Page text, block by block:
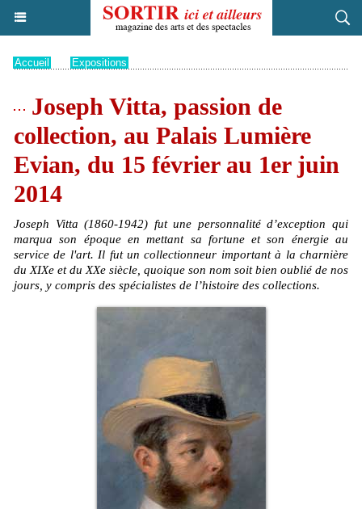
Accueil Expositions
Joseph Vitta, passion de
collection, au Palais Lumière
Evian, du 15 février au 1er juin
2014
Joseph Vitta (1860-1942) fut une personnalité d’exception qui
marqua son époque en mettant sa fortune et son énergie au
service de l'art. Il fut un collectionneur important à la charnière
du XIXe et du XXe siècle, quoique son nom soit bien oublié de nos
jours, y compris des spécialistes de l’histoire des collections.